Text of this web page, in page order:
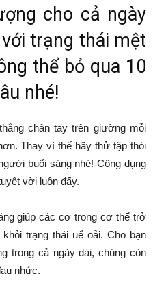
cho cả ngày
trạng thái mệt
thể bỏ qua 10
nhé!
chân tay trên giường mỗi
Thay vì thế hãy thử tập thói
buổi sáng nhé! Công dụng
vời luôn đấy.
giúp các cơ trong cơ thể trở
trạng thái uể oải. Cho bạn
trong cả ngày dài, chúng còn
nhức.